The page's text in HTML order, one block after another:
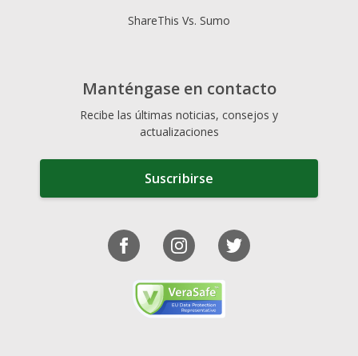
ShareThis Vs. Sumo
Manténgase en contacto
Recibe las últimas noticias, consejos y
actualizaciones
Suscribirse